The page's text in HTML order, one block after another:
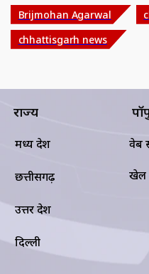
Brijmohan Agarwal
chhattisgarh news
राज्य
मध्य प्रदेश
छत्तीसगढ़
उत्तर प्रदेश
दिल्ली
वेब
खेल